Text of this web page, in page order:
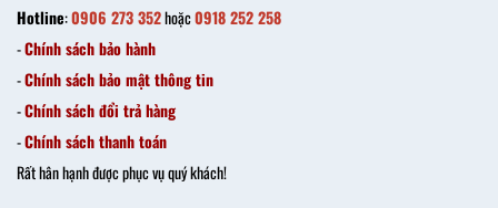
Hotline:0906 273 352hoặc0918 252 258
-Chính sách bảo hành
-Chính sách bảo mật thông tin
-Chính sách đổi trả hàng
-Chính sách thanh toán
Rất hân hạnh được phục vụ quý khách!